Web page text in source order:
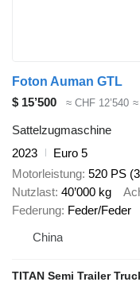
Foton Auman GTL
$ 15’500
≈ CHF 12’540 ≈
Sattelzugmaschine
2023
Euro 5
Motorleistung 520 PS
Nutzlast 40’000 kg
Federung Feder/Feder
China
TITAN Semi Trailer